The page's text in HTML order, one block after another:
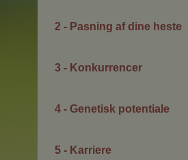
2 - Pasning af dine heste
3 - Konkurrencer
4 - Genetisk potentiale
5 - Karriere